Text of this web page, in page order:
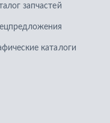
каталоги